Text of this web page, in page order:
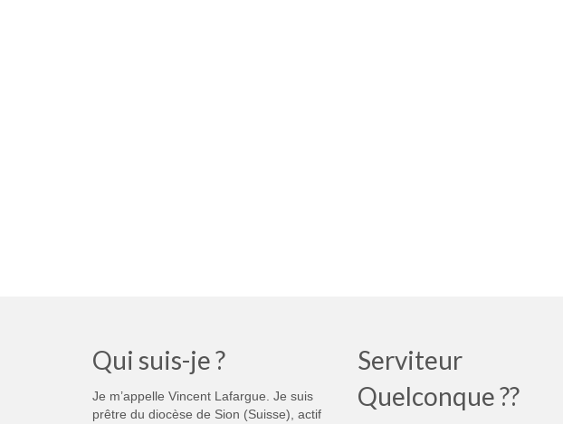
Qui suis-je ?
Je m’appelle Vincent Lafargue. Je suis
prêtre du diocèse de Sion (Suisse), actif
Serviteur
Quelconque ??